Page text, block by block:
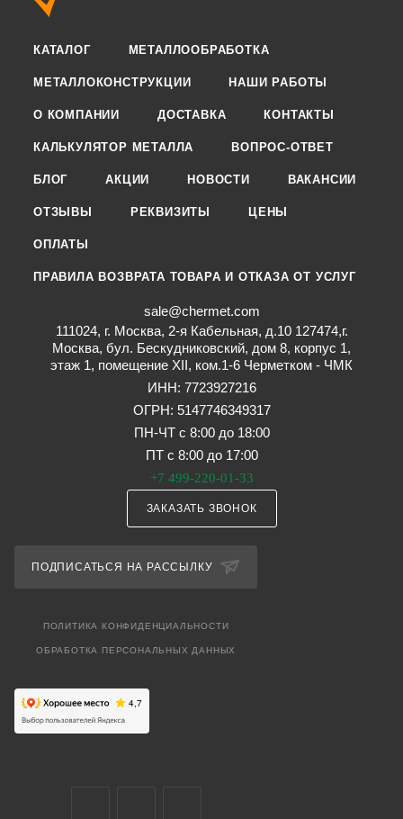
КАТАЛОГ МЕТАЛЛООБРАБОТКА
МЕТАЛЛОКОНСТРУКЦИИ НАШИ РАБОТЫ
О КОМПАНИИ ДОСТАВКА КОНТАКТЫ
КАЛЬКУЛЯТОР МЕТАЛЛА ВОПРОС-ОТВЕТ
БЛОГ АКЦИИ НОВОСТИ ВАКАНСИИ
ОТЗЫВЫ РЕКВИЗИТЫ ЦЕНЫ
ОПЛАТЫ
ПРАВИЛА ВОЗВРАТА ТОВАРА И ОТКАЗА ОТ УСЛУГ
sale@chermet.com
111024, г. Москва, 2-я Кабельная, д.10 127474,г.
Москва, бул. Бескудниковский, дом 8, корпус 1,
этаж 1, помещение XII, ком.1-6 Черметком - ЧМК
ИНН: 7723927216
ОГРН: 5147746349317
ПН-ЧТ с 8:00 до 18:00
ПТ с 8:00 до 17:00
+7 499-220-01-33
ЗАКАЗАТЬ ЗВОНОК
ПОДПИСАТЬСЯ НА РАССЫЛКУ
ПОЛИТИКА КОНФИДЕНЦИАЛЬНОСТИ
ОБРАБОТКА ПЕРСОНАЛЬНЫХ ДАННЫХ